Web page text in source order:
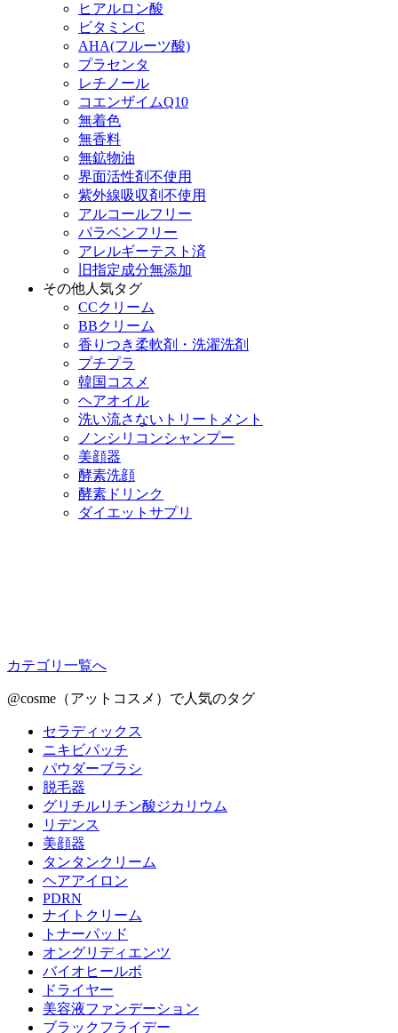
ヒアルロン酸
ビタミンC
AHA(フルーツ酸)
プラセンタ
レチノール
コエンザイムQ10
無着色
無香料
無鉱物油
界面活性剤不使用
紫外線吸収剤不使用
アルコールフリー
パラベンフリー
アレルギーテスト済
旧指定成分無添加
その他人気タグ
CCクリーム
BBクリーム
香りつき柔軟剤・洗濯洗剤
プチプラ
韓国コスメ
ヘアオイル
洗い流さないトリートメント
ノンシリコンシャンプー
美顔器
酵素洗顔
酵素ドリンク
ダイエットサプリ
カテゴリ一覧へ
@cosme（アットコスメ）で人気のタグ
セラディックス
ニキビパッチ
パウダーブラシ
脱毛器
グリチルリチン酸ジカリウム
リデンス
美顔器
タンタンクリーム
ヘアアイロン
PDRN
ナイトクリーム
トナーパッド
オングリディエンツ
バイオヒールボ
ドライヤー
美容液ファンデーション
ブラックフライデー